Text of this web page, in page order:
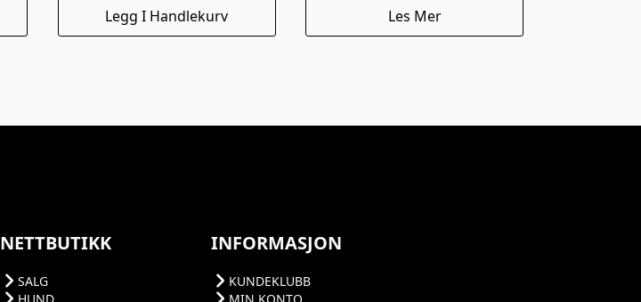
Legg I Handlekurv Les Mer
NETTBUTIKK
SALG
INFORMASJON
KUNDEKLUBB